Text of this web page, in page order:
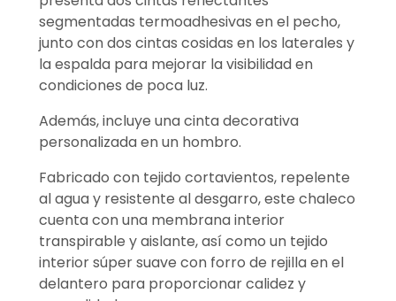
segmentadas termoadhesivas en el pecho,
junto con dos cintas cosidas en los laterales y
la espalda para mejorar la visibilidad en
condiciones de poca luz.
Además, incluye una cinta decorativa
personalizada en un hombro.
Fabricado con tejido cortavientos, repelente
al agua y resistente al desgarro, este chaleco
cuenta con una membrana interior
transpirable y aislante, así como un tejido
interior súper suave con forro de rejilla en el
delantero para proporcionar calidez y